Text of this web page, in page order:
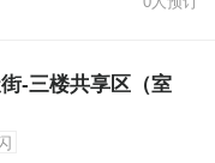
-三楼共享区（室